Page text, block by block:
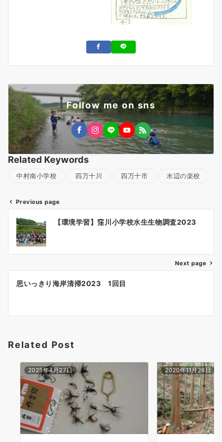
Follow me on sns
Related Keywords
中村南小学校 四万十川 四万十市 水辺の楽校
投
稿
ナ
ビ
シ
ン
Previous page
【環境学習】窪川小学校水生生物調査2023
Next page
思いっきり海岸清掃2023 1回目
Related Post
2025年4月27日 2020年11月26日